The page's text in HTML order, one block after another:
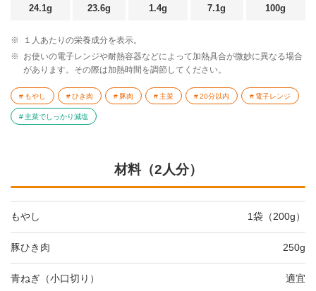
24.1g 23.6g 1.4g 7.1g 100g
※
１人あたりの栄養成分を表示。
※ お使いの電子レンジや耐熱容器などによって加熱具合が微妙に異なる場合
があります。その際は加熱時間を調節してください。
もやし ひき肉 豚肉 主菜 20分以内 電子レンジ
主菜でしっかり減塩
材料（2人分）
もやし 1袋（200g）
豚ひき肉 250g
青ねぎ（小口切り） 適宜